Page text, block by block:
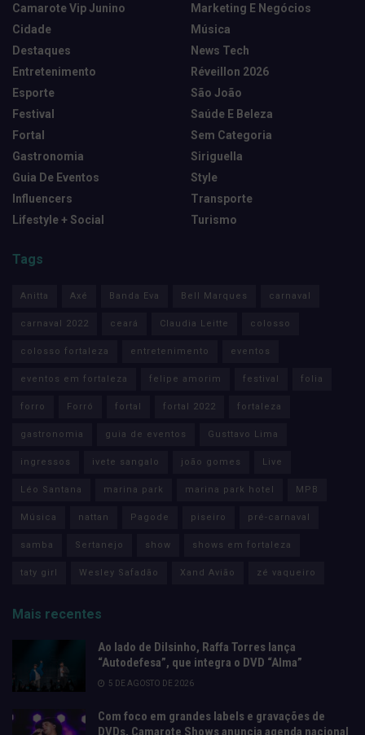
Camarote Vip Junino
Cidade
Destaques
Entretenimento
Esporte
Festival
Fortal
Gastronomia
Guia De Eventos
Influencers
Lifestyle + Social
Marketing E Negócios
Música
News Tech
Réveillon 2026
São João
Saúde E Beleza
Sem Categoria
Siriguella
Style
Transporte
Turismo
Tags
Anitta Axé Banda Eva Bell Marques carnaval
carnaval 2022 ceará Claudia Leitte colosso
colosso fortaleza entretenimento eventos
eventos em fortaleza felipe amorim festival folia
forro Forró fortal fortal 2022 fortaleza
gastronomia guia de eventos Gusttavo Lima
ingressos ivete sangalo joão gomes Live
Léo Santana marina park marina park hotel MPB
Música nattan Pagode piseiro pré-carnaval
samba Sertanejo show shows em fortaleza
taty girl Wesley Safadão Xand Avião zé vaqueiro
Mais recentes
Ao lado de Dilsinho, Raffa Torres lança
“Autodefesa”, que integra o DVD “Alma”
5 DE AGOSTO DE 2026
Com foco em grandes labels e gravações de
DVDs, Camarote Shows anuncia agenda nacional